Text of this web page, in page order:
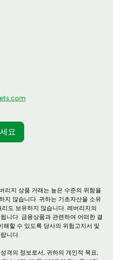
요
리지 상품 거래는 높은 수준의 위험을
지 않습니다. 귀하는 기초자산을 소유
도 보유하지 않습니다. 레버리지의
니다. 금융상품과 관련하여 어떠한 결
해할 수 있도록 당사의 위험고지서 및
니다.
격의 정보로서, 귀하의 개인적 목표,